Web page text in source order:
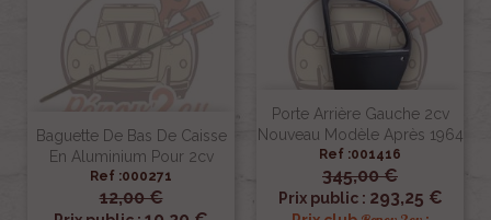
Baguette De Bas De Caisse
En Aluminium Pour 2cv
Ref :000271
12,00 €
Porte Arrière Gauche 2cv
Nouveau Modèle Après 1964
Ref :001416
345,00 €
Prix public : 293,25 €